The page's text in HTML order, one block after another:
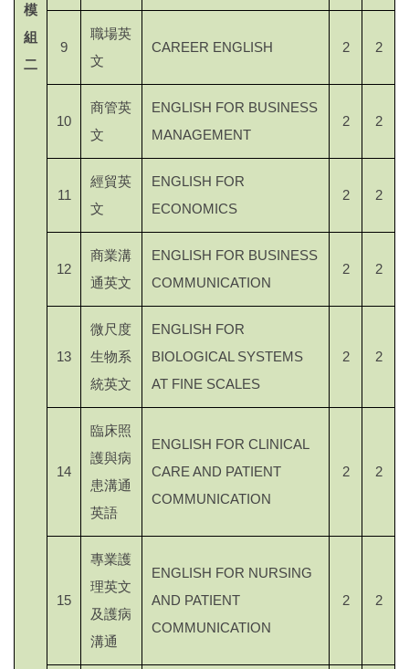
模
組
二
9
職場英
文
CAREER ENGLISH 2 2
10
商管英
文
ENGLISH FOR BUSINESS
MANAGEMENT
2 2
11
經貿英
文
ENGLISH FOR
ECONOMICS
2 2
12
商業溝
通英文
ENGLISH FOR BUSINESS
COMMUNICATION
2 2
13
微尺度
生物系
統英文
ENGLISH FOR
BIOLOGICAL SYSTEMS
AT FINE SCALES
2 2
14
臨床照
護與病
患溝通
英語
ENGLISH FOR CLINICAL
CARE AND PATIENT
COMMUNICATION
2 2
15
專業護
理英文
及護病
溝通
ENGLISH FOR NURSING
AND PATIENT
COMMUNICATION
2 2